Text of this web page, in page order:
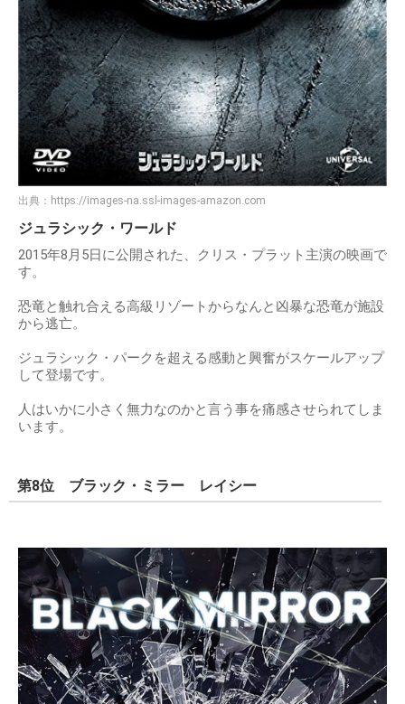
出典： https://images-na.ssl-images-amazon.com
ジュラシック・ワールド
2015年8月5日に公開された、クリス・プラット主演の映画で
す。
恐竜と触れ合える高級リゾートからなんと凶暴な恐竜が施設
から逃亡。
ジュラシック・パークを超える感動と興奮がスケールアップ
して登場です。
人はいかに小さく無力なのかと言う事を痛感させられてしま
います。
第8位 ブラック・ミラー レイシー